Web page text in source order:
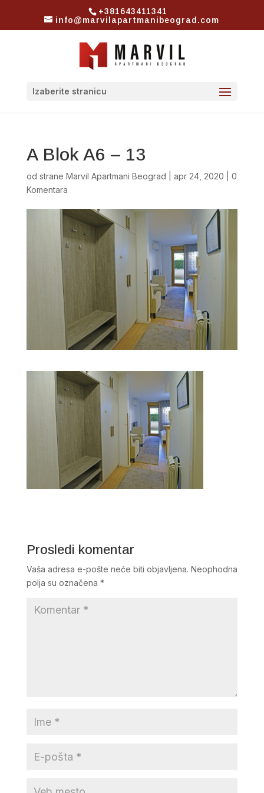
+381643411341
info@marvilapartmanibeograd.com
Izaberite stranicu
A Blok A6 – 13
od strane Marvil Apartmani Beograd apr 24, 2020
0
Komentara
Prosledi komentar
Vaša adresa e-pošte neće biti objavljena. Neophodna
polja su označena *